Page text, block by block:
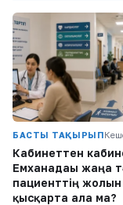
БАСТЫ ТАҚЫРЫП
Кабинеттен
Емханадағы жаңа
пациенттің жолын
қысқарта ала ма?